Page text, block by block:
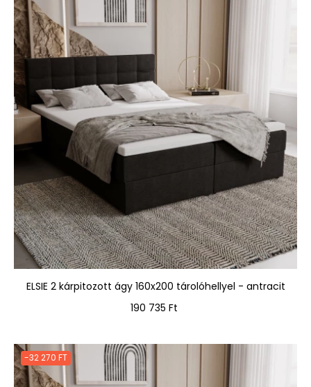
ELSIE 2 kárpitozott ágy 160x200 tárolóhellyel - antracit
Ár
190 735 Ft
-32 270 FT